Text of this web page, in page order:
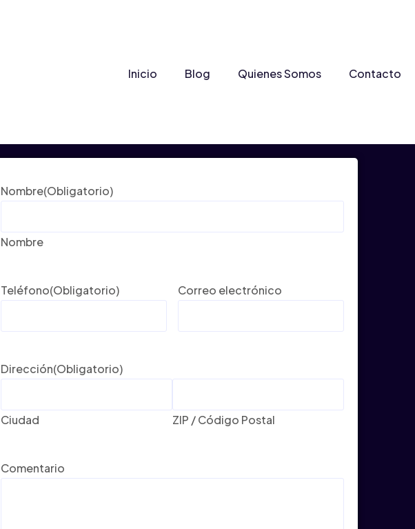
Inicio Blog Quienes Somos Contacto
Nombre(Obligatorio)
Nombre
Teléfono(Obligatorio) Correo electrónico
Dirección(Obligatorio)
Ciudad ZIP / Código Postal
Comentario